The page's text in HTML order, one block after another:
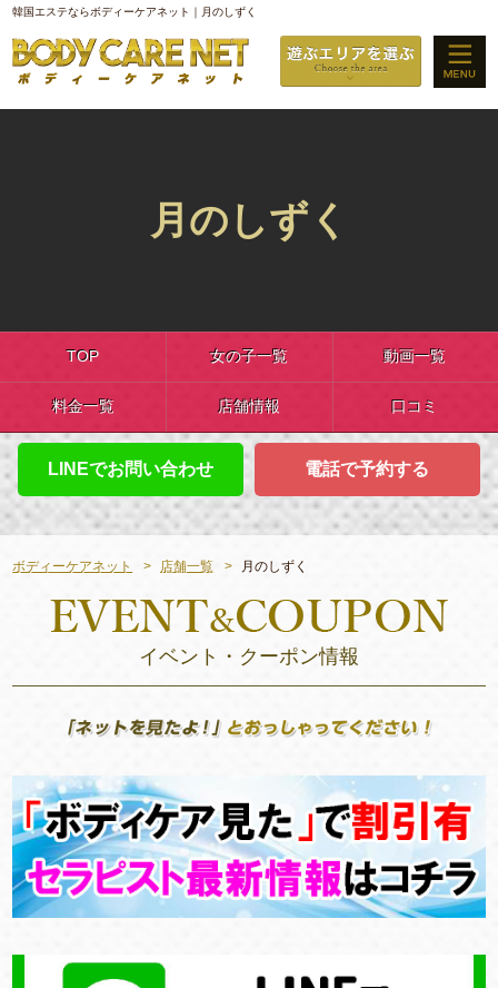
韓国エステならボディーケアネット｜月のしずく
月のしずく
TOP 女の子一覧 動画一覧
料金一覧 店舗情報 口コミ
LINEでお問い合わせ 電話で予約する
ボディーケアネット 店舗一覧 月のしずく
イベント・クーポン情報